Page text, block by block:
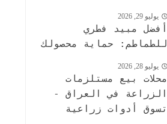
يوليو 29, 2026
أفضل مبيد فطري
للطماطم: حماية محصولك
يوليو 28, 2026
محلات بيع مستلزمات
الزراعة في العراق -
تسوق أدوات زراعية